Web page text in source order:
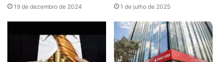
19 de dezembro de 2024 1 de julho de 2025